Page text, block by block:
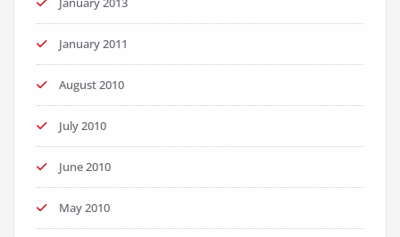
January 2011
August 2010
July 2010
June 2010
May 2010